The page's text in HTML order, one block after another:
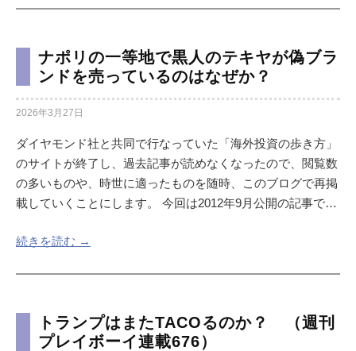
ナポリの一等地で黒人のテキヤが偽ブラ
ンドを売っているのはなぜか？
2026年3月27日
ダイヤモンド社と共同で行なっていた「海外投資の歩き方」
のサイトが終了し、過去記事が読めなくなったので、閲覧数
の多いものや、時世に適ったものを随時、このブログで再掲
載していくことにします。 今回は2012年9月公開の記事で…
続きを読む →
トランプはまたTACOるのか？ （週刊
プレイボーイ連載676）